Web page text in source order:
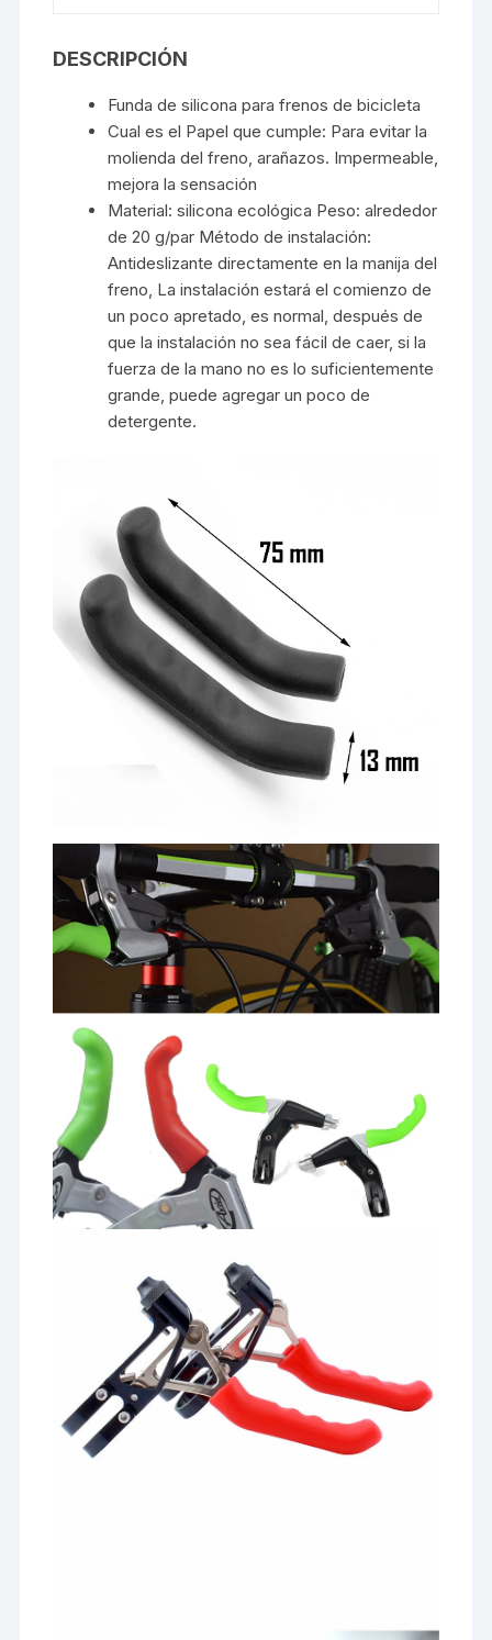
DESCRIPCIÓN
Funda de silicona para frenos de bicicleta
Cual es el Papel que cumple: Para evitar la
molienda del freno, arañazos. Impermeable,
mejora la sensación
Material: silicona ecológica Peso: alrededor
de 20 g/par Método de instalación:
Antideslizante directamente en la manija del
freno, La instalación estará el comienzo de
un poco apretado, es normal, después de
que la instalación no sea fácil de caer, si la
fuerza de la mano no es lo suficientemente
grande, puede agregar un poco de
detergente.